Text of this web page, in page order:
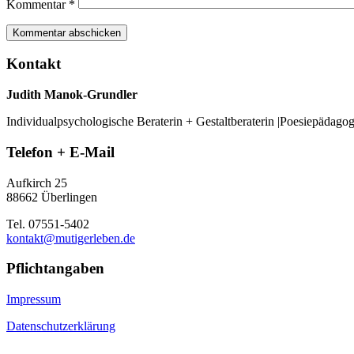
Kommentar *
Kontakt
Judith Manok-Grundler
Individualpsychologische Beraterin + Gestaltberaterin
Telefon + E-Mail
Aufkirch 25
88662 Überlingen
Tel. 07551-5402
kontakt@mutigerleben.de
Pflichtangaben
Impressum
Datenschutzerklärung